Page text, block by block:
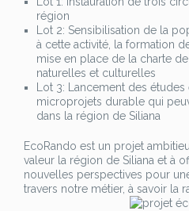
région
Lot 2: Sensibilisation de la
à cette activité, la formation
mise en place de la charte
naturelles et culturelles
Lot 3: Lancement des
microprojets durable qui
dans la région de Siliana
EcoRando est un projet
valeur la région de Siliana et à
nouvelles perspectives pour
travers notre métier, à savoir la